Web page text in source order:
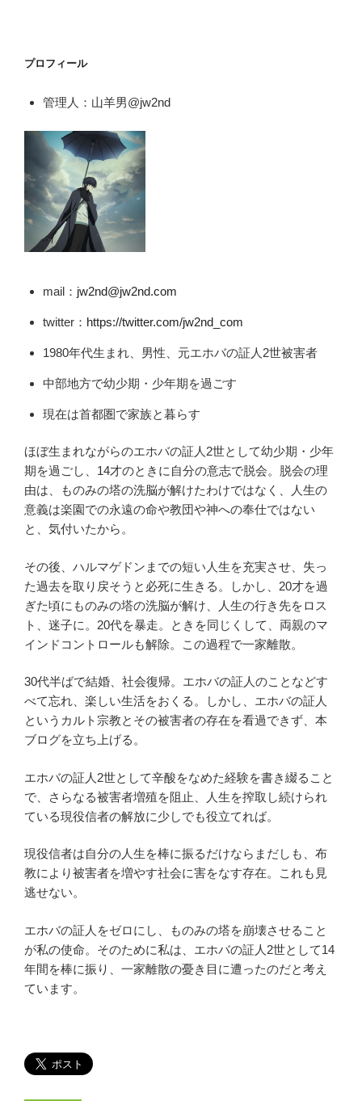
プロフィール
管理人：山羊男@jw2nd
mail： jw2nd@jw2nd.com
twitter： https://twitter.com/jw2nd_com
1980年代生まれ、男性、元エホバの証人2世被害者
中部地方で幼少期・少年期を過ごす
現在は首都圏で家族と暮らす
ほぼ生まれながらのエホバの証人2世として幼少期・少年
期を過ごし、14才のときに自分の意志で脱会。脱会の理
由は、ものみの塔の洗脳が解けたわけではなく、人生の
意義は楽園での永遠の命や教団や神への奉仕ではない
と、気付いたから。
その後、ハルマゲドンまでの短い人生を充実させ、失っ
た過去を取り戻そうと必死に生きる。しかし、20才を過
ぎた頃にものみの塔の洗脳が解け、人生の行き先をロス
ト、迷子に。20代を暴走。ときを同じくして、両親のマ
インドコントロールも解除。この過程で一家離散。
30代半ばで結婚、社会復帰。エホバの証人のことなどす
べて忘れ、楽しい生活をおくる。しかし、エホバの証人
というカルト宗教とその被害者の存在を看過できず、本
ブログを立ち上げる。
エホバの証人2世として辛酸をなめた経験を書き綴ること
で、さらなる被害者増殖を阻止、人生を搾取し続けられ
ている現役信者の解放に少しでも役立てれば。
現役信者は自分の人生を棒に振るだけならまだしも、布
教により被害者を増やす社会に害をなす存在。これも見
逃せない。
エホバの証人をゼロにし、ものみの塔を崩壊させること
が私の使命。そのために私は、エホバの証人2世として14
年間を棒に振り、一家離散の憂き目に遭ったのだと考え
ています。